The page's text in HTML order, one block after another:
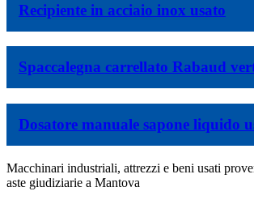
Recipiente in acciaio inox usato
Spaccalegna carrellato Rabaud
Dosatore manuale sapone liquido
Macchinari industriali, attrezzi e beni usati
aste giudiziarie a Mantova